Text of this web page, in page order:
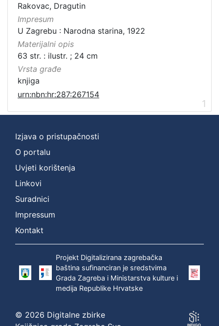
Rakovac, Dragutin
Impresum
U Zagrebu : Narodna starina, 1922
Materijalni opis
63 str. : ilustr. ; 24 cm
Vrsta građe
knjiga
urn:nbn:hr:287:267154
1
Izjava o pristupačnosti
O portalu
Uvjeti korištenja
Linkovi
Suradnici
Impressum
Kontakt
Projekt Digitalizirana zagrebačka
baština sufinanciran je sredstvima
Grada Zagreba i Ministarstva kulture i
medija Republike Hrvatske
© 2026 Digitalne zbirke